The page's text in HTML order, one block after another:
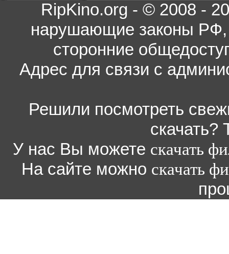
RipKino.org - © 2008 -
нарушающие законы РФ,
сторонние
Адрес для связи с
Решили посмотреть
скачать?
У нас Вы можете скачать
На сайте можно скачать